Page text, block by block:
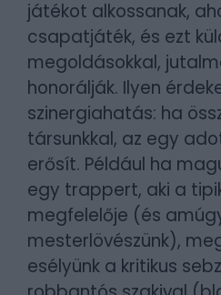
játékot alkossanak,
csapatjáték, és ezt
megoldásokkal,
honorálják. Ilyen
szinergiahatás: ha
társunkkal, az egy
erősít. Például ha
egy trappert, aki a
megfelelője (és
mesterlövészünk),
esélyünk a kritikus